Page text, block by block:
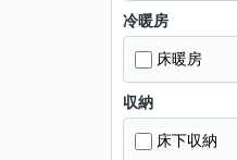
冷暖房
床暖房
収納
床下収納